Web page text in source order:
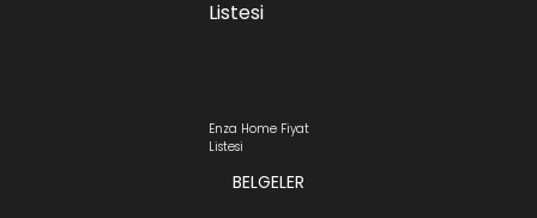
Enza Home Fiyat
Listesi
BELGELER